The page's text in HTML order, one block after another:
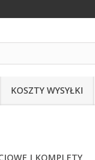
KOSZTY WYSYŁKI
I KOMPLETY